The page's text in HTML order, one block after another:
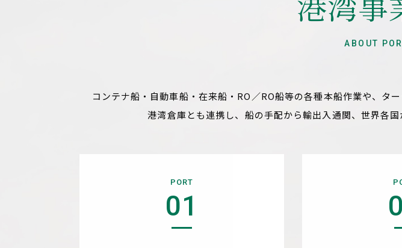
ABOUT
コンテナ船・自動車船・在来船・RO／RO船等の各種本船作業や、タ
港湾倉庫とも連携し、船の手配から輸出入通関、世界各
PORT
01